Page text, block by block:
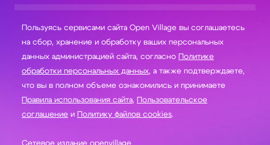
Пользуясь сервисами сайта Open Village вы соглашаетесь
на сбор, хранение и обработку ваших персональных
данных администрацией сайта, согласно Политике
обработки персональных данных, а также подтверждаете,
что вы в полном объеме ознакомились и принимаете
Правила использования сайта, Пользовательское
соглашение и Политику файлов cookies.
Сетевое издание openvillage